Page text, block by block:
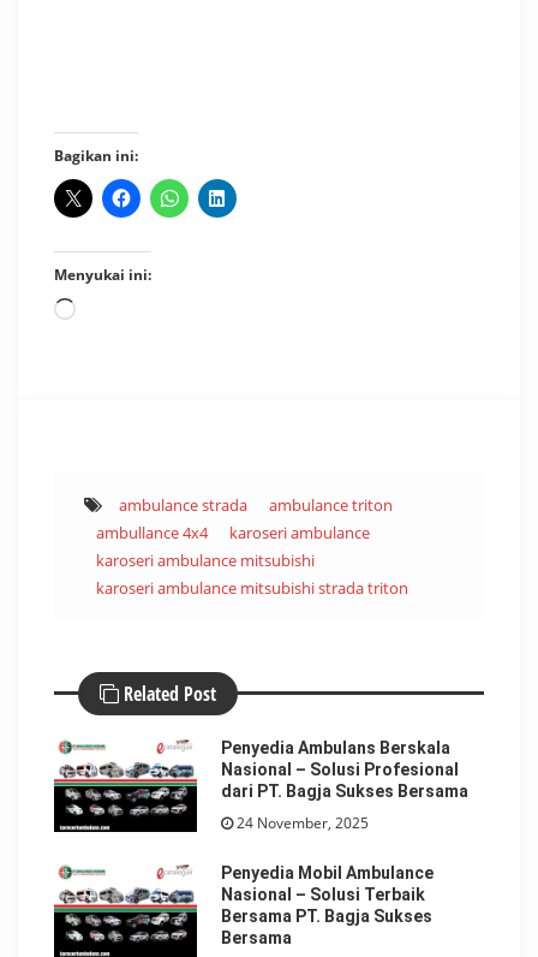
Bagikan ini:
Menyukai ini:
Memuat...
ambulance strada
ambulance triton
ambullance 4x4
karoseri ambulance
karoseri ambulance mitsubishi
karoseri ambulance mitsubishi strada triton
Related Post
Penyedia Ambulans Berskala
Nasional – Solusi Profesional
dari PT. Bagja Sukses Bersama
24 November, 2025
Penyedia Mobil Ambulance
Nasional – Solusi Terbaik
Bersama PT. Bagja Sukses
Bersama